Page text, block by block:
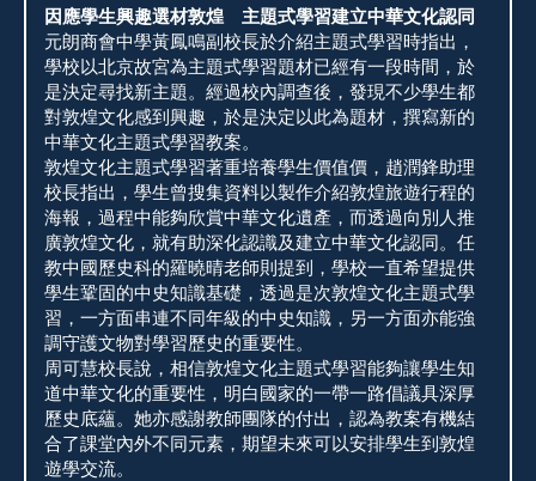
因應學生興趣選材敦煌 主題式學習建立中華文化認同
元朗商會中學黃鳳鳴副校長於介紹主題式學習時指出，
學校以北京故宮為主題式學習題材已經有一段時間，於
是決定尋找新主題。經過校內調查後，發現不少學生都
對敦煌文化感到興趣，於是決定以此為題材，撰寫新的
中華文化主題式學習教案。
敦煌文化主題式學習著重培養學生價值價，趙潤鋒助理
校長指出，學生曾搜集資料以製作介紹敦煌旅遊行程的
海報，過程中能夠欣賞中華文化遺產，而透過向別人推
廣敦煌文化，就有助深化認識及建立中華文化認同。任
教中國歷史科的羅曉晴老師則提到，學校一直希望提供
學生鞏固的中史知識基礎，透過是次敦煌文化主題式學
習，一方面串連不同年級的中史知識，另一方面亦能強
調守護文物對學習歷史的重要性。
周可慧校長說，相信敦煌文化主題式學習能夠讓學生知
道中華文化的重要性，明白國家的一帶一路倡議具深厚
歷史底蘊。她亦感謝教師團隊的付出，認為教案有機結
合了課堂內外不同元素，期望未來可以安排學生到敦煌
遊學交流。